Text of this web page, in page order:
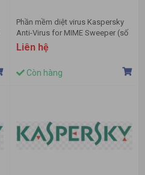
Phần mềm diệt virus Kaspersky
Anti-Virus for MIME Sweeper (số
lượng 100-149)
Liên hệ
Còn hàng